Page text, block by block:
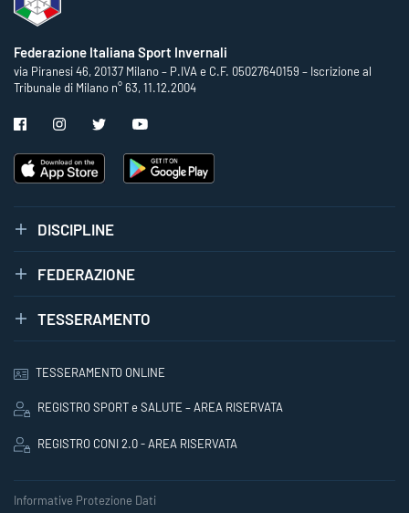
Federazione Italiana Sport Invernali
via Piranesi 46, 20137 Milano – P.IVA e C.F. 05027640159 – Iscrizione al
Tribunale di Milano n° 63, 11.12.2004
DISCIPLINE
FEDERAZIONE
TESSERAMENTO
TESSERAMENTO ONLINE
REGISTRO SPORT e SALUTE – AREA RISERVATA
REGISTRO CONI 2.0 - AREA RISERVATA
Informative Protezione Dati